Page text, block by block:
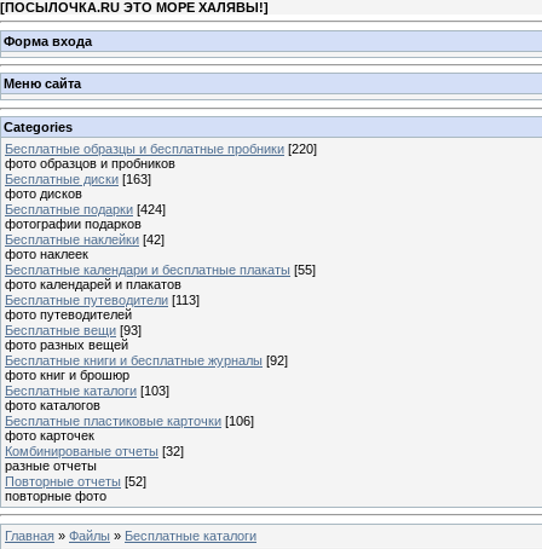
[ПОСЫЛОЧКА.RU ЭТО МОРЕ ХАЛЯВЫ!]
Форма входа
Меню сайта
Categories
Бесплатные образцы и бесплатные пробники [220]
фото образцов и пробников
Бесплатные диски [163]
фото дисков
Бесплатные подарки [424]
фотографии подарков
Бесплатные наклейки [42]
фото наклеек
Бесплатные календари и бесплатные плакаты [55]
фото календарей и плакатов
Бесплатные путеводители [113]
фото путеводителей
Бесплатные вещи [93]
фото разных вещей
Бесплатные книги и бесплатные журналы [92]
фото книг и брошюр
Бесплатные каталоги [103]
фото каталогов
Бесплатные пластиковые карточки [106]
фото карточек
Комбинированые отчеты [32]
разные отчеты
Повторные отчеты [52]
повторные фото
Главная » Файлы » Бесплатные каталоги